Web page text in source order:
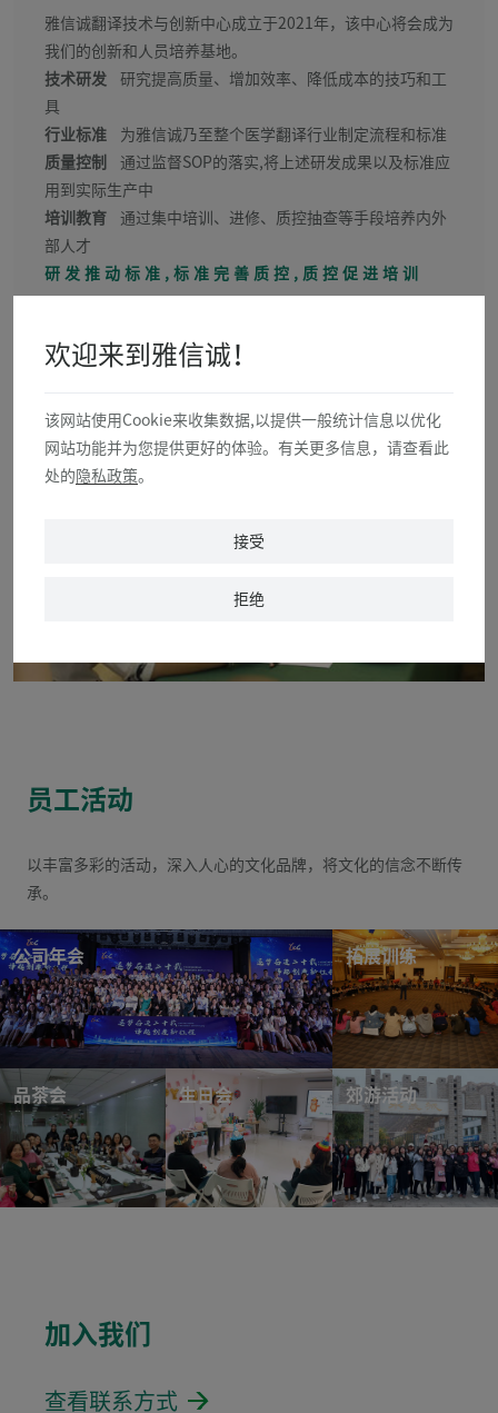
雅信诚翻译技术与创新中心成立于2021年，该中心将会成为
我们的创新和人员培养基地。
技术研发 研究提高质量、增加效率、降低成本的技巧和工
具
行业标准 为雅信诚乃至整个医学翻译行业制定流程和标准
质量控制
通过监督SOP的落实,将上述研发成果以及标准应
用到实际生产中
培训教育 通过集中培训、进修、质控抽查等手段培养内外
部人才
研发推动标准,标准完善质控,质控促进培训
员工活动
以丰富多彩的活动，深入人心的文化品牌，将文化的信念不断传
承。
公司年会 拓展训练
品茶会 生日会 郊游活动
加入我们
查看联系方式
欢迎来到雅信诚！
该网站使用Cookie来收集数据,以提供一般统计信息以优化
网站功能并为您提供更好的体验。有关更多信息，请查看此
处的 隐私政策。
接受
拒绝